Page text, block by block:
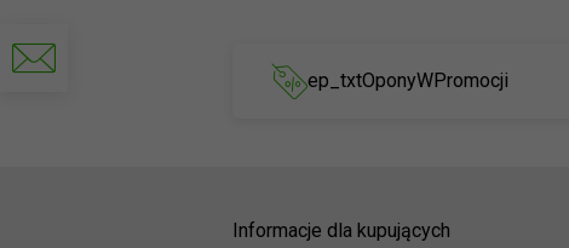
ep_txtOponyWPromocji
Informacje dla kupujących